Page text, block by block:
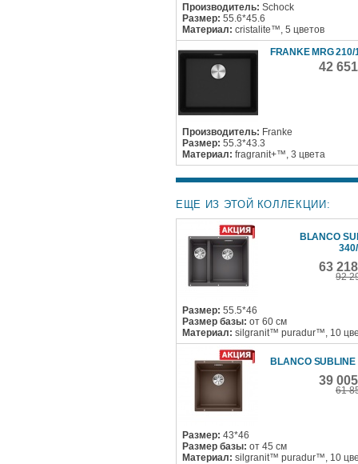
Производитель: Schock
Размер: 55.6*45.6
Материал: cristalite™, 5 цветов
FRANKE MRG 210/
42
Производитель: Franke
Размер: 55.3*43.3
Материал: fragranit+™, 3 цвета
ЕЩЕ ИЗ ЭТОЙ КОЛЛЕКЦИИ:
BLANCO
63
92
Размер: 55.5*46
Размер базы: от 60 см
Материал: silgranit™ puradur™, 10
BLANCO SUBLINE
39
61
Размер: 43*46
Размер базы: от 45 см
Материал: silgranit™ puradur™, 10